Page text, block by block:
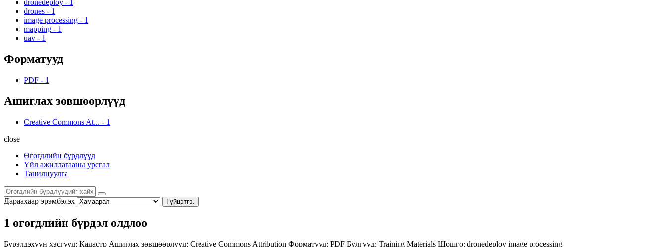
dronedeploy - 1
drones - 1
image processing - 1
mapping - 1
uav - 1
Форматууд
PDF - 1
Ашиглах зөвшөөрлүүд
Creative Commons At... - 1
close
Өгөгдлийн бүрдлүүд
Үйл ажиллагааны урсгал
Танилцуулга
Дараахаар эрэмбэлэх Гүйцэтгэ.
1 өгөгдлийн бүрдэл олдлоо
Бүрэлдэхүүн хэсгүүд: Кадастр Ашиглах зөвшөөрлүүд: Creative Commons Attribution Форматууд: PDF Бүлгүүд: Training Materials Шошго: dronedeploy image processing